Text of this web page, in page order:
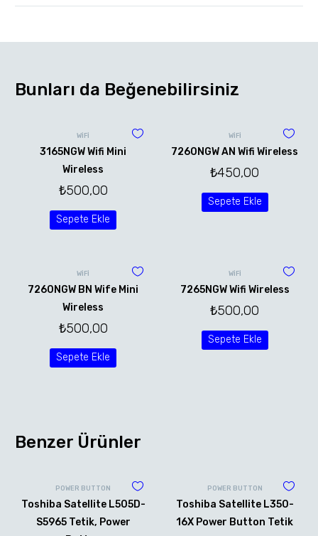
Bunları da Beğenebilirsiniz
WİFİ
3165NGW Wifi Mini
Wireless
₺500,00
Sepete Ekle
WİFİ
7260NGW AN Wifi Wireless
₺450,00
Sepete Ekle
WİFİ
7260NGW BN Wife Mini
Wireless
₺500,00
Sepete Ekle
WİFİ
7265NGW Wifi Wireless
₺500,00
Sepete Ekle
Benzer Ürünler
POWER BUTTON
Toshiba Satellite L505D-
S5965 Tetik, Power
POWER BUTTON
Toshiba Satellite L350-
16X Power Button Tetik